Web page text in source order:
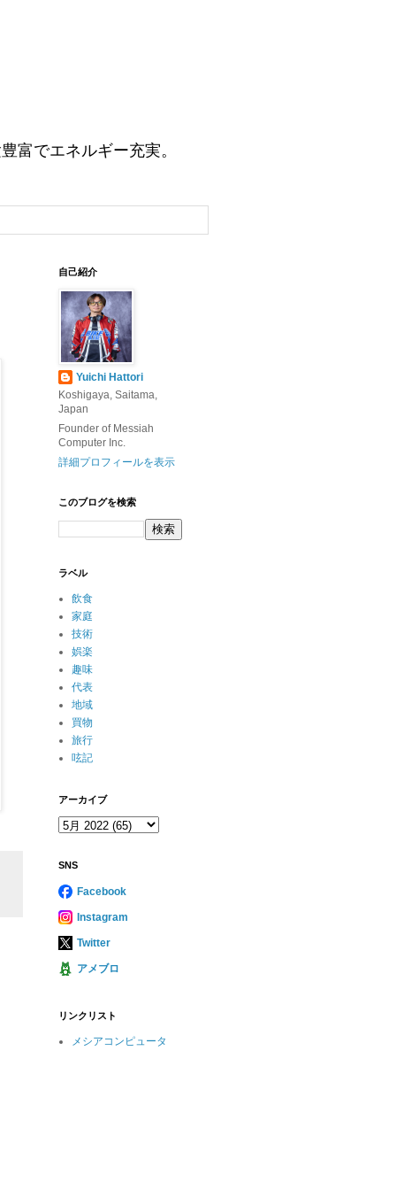
富でエネルギー充実。
自己紹介
Yuichi Hattori
Koshigaya, Saitama,
Japan
Founder of Messiah
Computer Inc.
詳細プロフィールを表示
このブログを検索
ラベル
飲食
家庭
技術
娯楽
趣味
代表
地域
買物
旅行
呟記
アーカイブ
SNS
Facebook
Instagram
Twitter
アメブロ
リンクリスト
メシアコンピュータ